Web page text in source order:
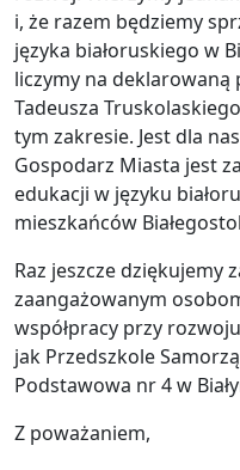
i, że razem będziemy
języka białoruskiego w
liczymy na deklarowaną
Tadeusza
tym zakresie. Jest dla
Gospodarz Miasta jest
edukacji w języku
mieszkańców
Raz jeszcze dziękujemy
zaangażowanym
współpracy przy
jak Przedszkole
Podstawowa nr 4 w
Z poważaniem,